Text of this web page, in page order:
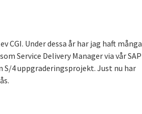
CGI. Under dessa år har jag haft många
Service Delivery Manager via vår SAP
4 uppgraderingsprojekt. Just nu har